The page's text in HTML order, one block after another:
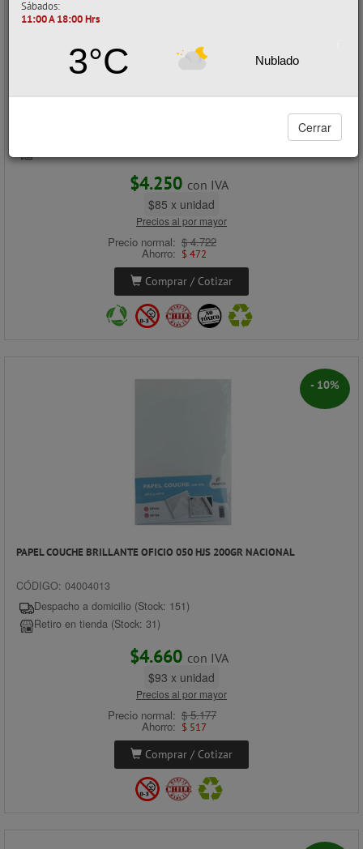
Sábados:
11:00 A 18:00 Hrs
3°C Nublado
Cerrar
$4.250 con IVA
$85 x unidad
Precios al por mayor
Precio normal: $ 4.722
Ahorro: $ 472
Comprar / Cotizar
- 10%
PAPEL COUCHE BRILLANTE OFICIO 050 HJS 200GR NACIONAL
CÓDIGO: 04004013
Despacho a domicilio (Stock: 151)
Retiro en tienda (Stock: 31)
$4.660 con IVA
$93 x unidad
Precios al por mayor
Precio normal: $ 5.177
Ahorro: $ 517
Comprar / Cotizar